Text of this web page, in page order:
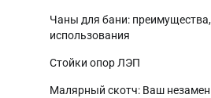
Чаны для бани:
использования
Стойки опор ЛЭП
Малярный скотч: Ваш